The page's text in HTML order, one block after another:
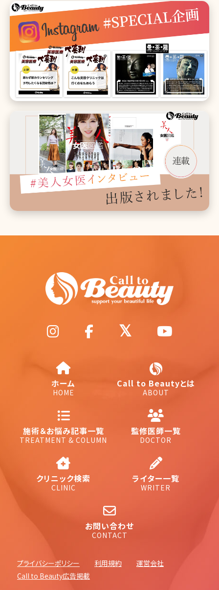
ホーム
HOME
Call to Beautyとは
ABOUT
施術＆お悩み記事一覧
TREATMENT & COLUMN
監修医師一覧
DOCTOR
クリニック検索
CLINIC
ライター一覧
WRITER
お問い合わせ
CONTACT
プライバシーポリシー 利用規約
運営会社
Call to Beauty広告掲載